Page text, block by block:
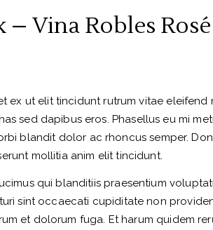
Vina Robles Rosé
ex ut elit tincidunt rutrum vitae eleifend
sed dapibus eros. Phasellus eu mi
blandit dolor ac rhoncus semper.
mollitia anim elit tincidunt.
qui blanditiis praesentium
sint occaecati cupiditate non
et dolorum fuga. Et harum quidem